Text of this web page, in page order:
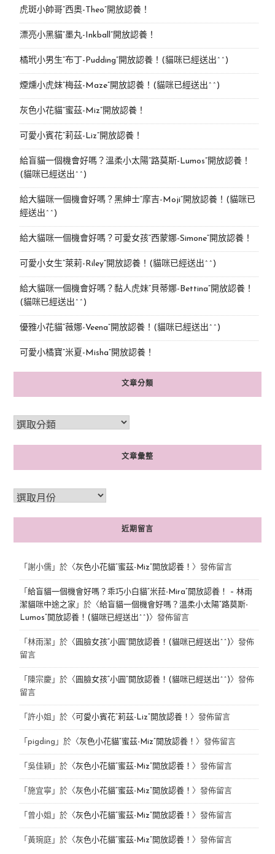
虎斑小帥哥“西奧-Theo”開放認養！
漂亮小黑貓“墨丸-Inkball”開放認養！
橘玳小男生“布丁-Pudding”開放認養！(貓咪已經送出^^)
煙燻小虎妹“梅茲-Maze”開放認養！(貓咪已經送出^^)
灰色小花貓“蜜茲-Miz”開放認養！
可愛小賓花“莉茲-Liz”開放認養！
給盲貓一個機會好嗎？溫柔小太陽“路莫斯-Lumos”開放認養！
(貓咪已經送出^^)
給大貓咪一個機會好嗎？黑紳士“摩吉-Moji”開放認養！(貓咪已
經送出^^)
給大貓咪一個機會好嗎？可愛女孩“西蒙娜-Simone“開放認養！
可愛小女生“萊莉-Riley”開放認養！(貓咪已經送出^^)
給大貓咪一個機會好嗎？黏人虎妹“貝蒂娜-Bettina”開放認養！
(貓咪已經送出^^)
優雅小花貓“薇娜-Veena”開放認養！(貓咪已經送出^^)
可愛小橘寶”米夏-Misha”開放認養！
文章分類
文章彙整
近期留言
「 謝小儒」於〈灰色小花貓“蜜茲-Miz”開放認養！ 〉發佈留言
「 給盲貓一個機會好嗎？乖巧小白貓“米菈-Mira”開放認養！ – 林雨
潔貓咪中途之家 」於〈給盲貓一個機會好嗎？溫柔小太陽“路莫斯-
Lumos”開放認養！(貓咪已經送出^^)〉發佈留言
「 林雨潔 」於〈 圓臉女孩“小圓”開放認養！(貓咪已經送出^^)〉發佈
留言
「 陳宗慶」於〈 圓臉女孩“小圓”開放認養！(貓咪已經送出^^)〉發佈
留言
「 許小姐 」於〈 可愛小賓花“莉茲-Liz”開放認養！ 〉發佈留言
「 pigding 」於〈灰色小花貓“蜜茲-Miz”開放認養！ 〉發佈留言
「 吳佳穎 」於〈灰色小花貓“蜜茲-Miz”開放認養！ 〉發佈留言
「 施宜寧 」於〈灰色小花貓“蜜茲-Miz”開放認養！ 〉發佈留言
「 曾小姐 」於〈灰色小花貓“蜜茲-Miz”開放認養！ 〉發佈留言
「 黃琬庭」於〈灰色小花貓“蜜茲-Miz”開放認養！ 〉發佈留言